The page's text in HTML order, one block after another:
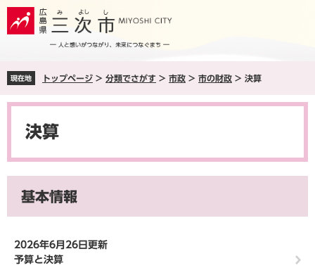
ペ
ジ
メ
ュ
現在地 トップページ > 分類でさがす > 市政 > 市の財政 > 決算
本
決算
基本情報
2026年6月26日更新
予算と決算